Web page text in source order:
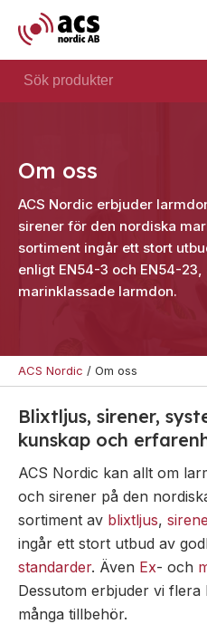
Se alla
kategorier
Se alla
produkter
Teknisk
enheter
Industri
Blixtljus
Sirener
Kombinerade
enheter
Larmsystem
Ex-
Blixtljus
Sirener
enheter
Sök
produkter
Om oss
ACS Nordic erbjuder
sirener för den nordiska
sortiment ingår ett stort
enligt EN54-3 och EN54-23,
marinklassade larmdon.
ACS Nordic / Om oss
Blixtljus, sirener,
kunskap och
ACS Nordic kan allt om
och sirener på den
sortiment av blixtljus,
ingår ett stort utbud av
standarder. Även Ex- och
Dessutom erbjuder vi flera
många tillbehör.